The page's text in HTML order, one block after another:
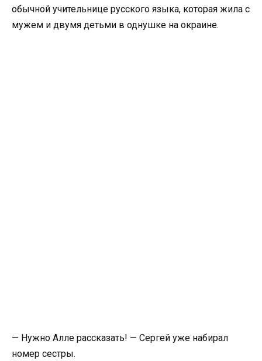
обычной учительнице русского языка, которая жила с
мужем и двумя детьми в однушке на окраине.
— Нужно Алле рассказать! — Сергей уже набирал
номер сестры.